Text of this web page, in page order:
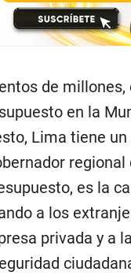
de
en la
Lima tiene
es la
a los
privada y a